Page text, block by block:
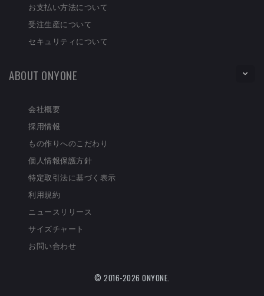
お支払い方法について
受注生産について
セキュリティについて
ABOUT ONYONE
会社概要
採用情報
もの作りへのこだわり
個人情報保護方針
特定取引法に基づく表示
利用規約
ニュースリリース
サイズチャート
お問い合わせ
© 2016-2026 ONYONE.